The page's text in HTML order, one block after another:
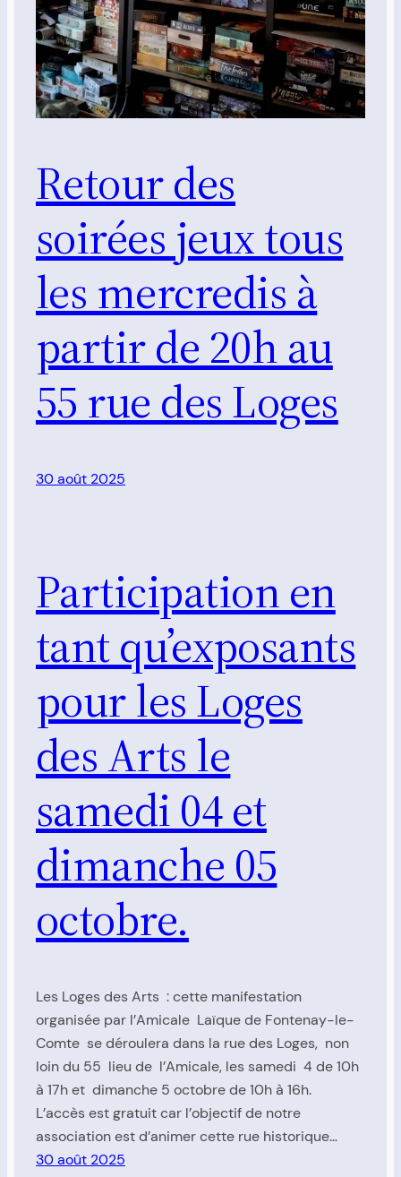
Retour des
soirées jeux tous
les mercredis à
partir de 20h au
55 rue des Loges
30 août 2025
Participation en
tant qu’exposants
pour les Loges
des Arts le
samedi 04 et
dimanche 05
octobre.
Les Loges des Arts : cette manifestation
organisée par l’Amicale Laïque de Fontenay-le-
Comte se déroulera dans la rue des Loges, non
loin du 55 lieu de l’Amicale, les samedi 4 de 10h
à 17h et dimanche 5 octobre de 10h à 16h.
L’accès est gratuit car l’objectif de notre
association est d’animer cette rue historique…
30 août 2025